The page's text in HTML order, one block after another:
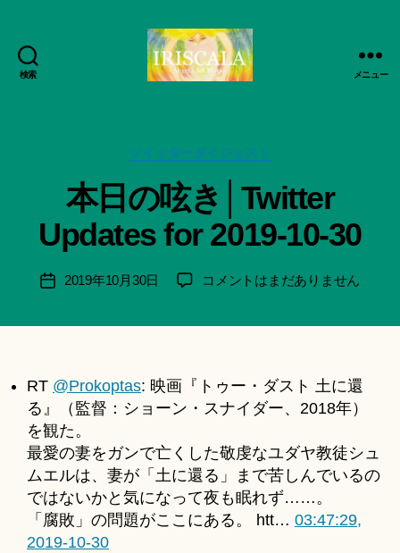
検索
日
活
動
記
録・
品
IRISCALA
メニュー
カ
ゴ
リ
ー
ツイッターダイジェスト
本日の呟き│Twitter
Updates for 2019-10-30
投
:
智
月
a
ts
u
＊
投
2019年10月30日
本
│Twitter
Updates
for
10-
30
へ
の
コメントはまだありません
RT @Prokoptas: 映画『トゥー・ダスト 土に還
る』（監督：ショーン・スナイダー、2018年）
を観た。
最愛の妻をガンで亡くした敬虔なユダヤ教徒シュ
ムエルは、妻が「土に還る」まで苦しんでいるの
ではないかと気になって夜も眠れず……。
「腐敗」の問題がここにある。 htt… 03:47:29,
2019-10-30